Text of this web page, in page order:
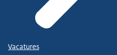
Vacatures